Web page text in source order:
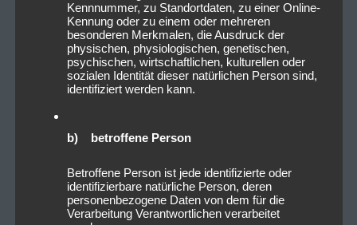
Kennnummer, zu Standortdaten, zu einer Online-
Kennung oder zu einem oder mehreren
besonderen Merkmalen, die Ausdruck der
physischen, physiologischen, genetischen,
psychischen, wirtschaftlichen, kulturellen oder
sozialen Identität dieser natürlichen Person sind,
identifiziert werden kann.
b) betroffene Person
Betroffene Person ist jede identifizierte oder
identifizierbare natürliche Person, deren
personenbezogene Daten von dem für die
Verarbeitung Verantwortlichen verarbeitet